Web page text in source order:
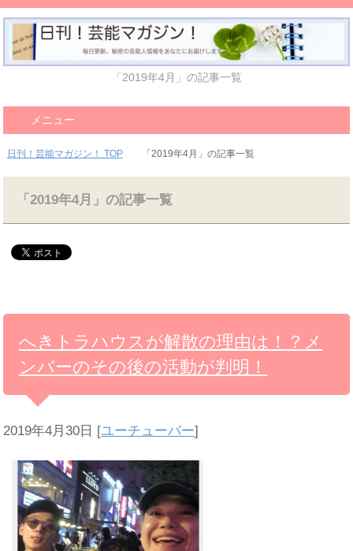
「2019年4月」の記事一覧
メニュー
日刊！芸能マガジン！ TOP 「2019年4月」の記事一覧
「2019年4月」の記事一覧
へきトラハウスが解散の理由は！？メ
ンバーのその後の活動が判明！
2019年4月30日 [ユーチューバー]